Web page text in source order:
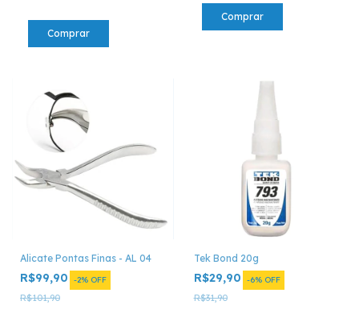
Alicate Pontas Finas - AL 04
R$99,90 -2% OFF
R$101,90
Tek Bond 20g
R$29,90 -6% OFF
R$31,90